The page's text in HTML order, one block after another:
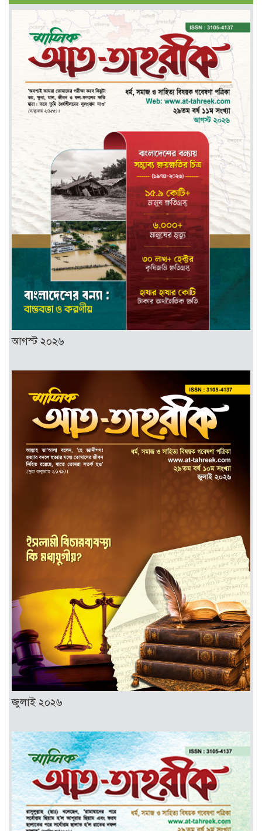
আগস্ট ২০২৬
জুলাই ২০২৬